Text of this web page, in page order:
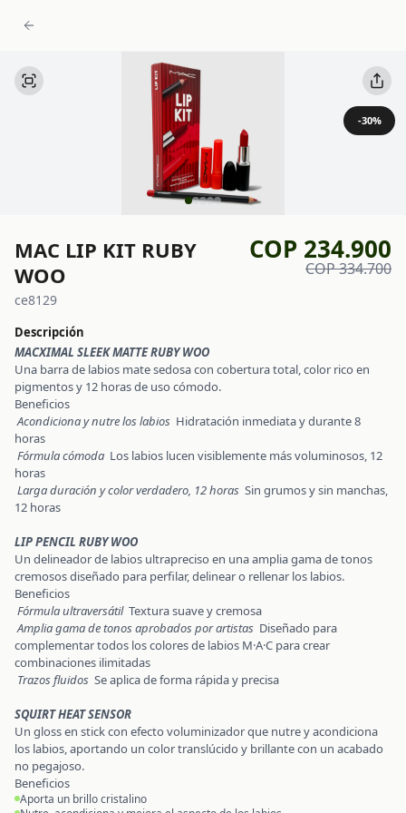
-30%
MAC LIP KIT RUBY
WOO
COP 234.900
COP 334.700
ce8129
Descripción
MACXIMAL SLEEK MATTE RUBY WOO
Una barra de labios mate sedosa con cobertura total, color rico en
pigmentos y 12 horas de uso cómodo.
Beneficios
Acondiciona y nutre los labios Hidratación inmediata y durante 8
horas
Fórmula cómoda Los labios lucen visiblemente más voluminosos, 12
horas
Larga duración y color verdadero, 12 horas Sin grumos y sin manchas,
12 horas
LIP PENCIL RUBY WOO
Un delineador de labios ultrapreciso en una amplia gama de tonos
cremosos diseñado para perfilar, delinear o rellenar los labios.
Beneficios
Fórmula ultraversátil Textura suave y cremosa
Amplia gama de tonos aprobados por artistas Diseñado para
complementar todos los colores de labios M·A·C para crear
combinaciones ilimitadas
Trazos fluidos Se aplica de forma rápida y precisa
SQUIRT HEAT SENSOR
Un gloss en stick con efecto voluminizador que nutre y acondiciona
los labios, aportando un color translúcido y brillante con un acabado
no pegajoso.
Beneficios
Aporta un brillo cristalino